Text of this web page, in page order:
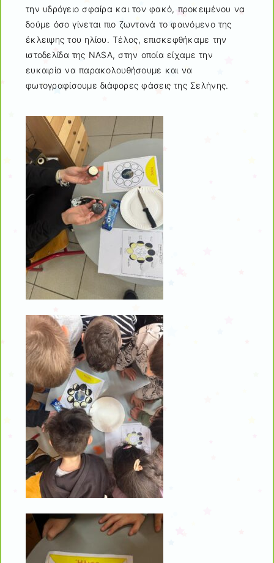
την υδρόγειο σφαίρα και τον φακό, προκειμένου να
δούμε όσο γίνεται πιο ζωντανά το φαινόμενο της
έκλειψης του ηλίου. Τέλος, επισκεφθήκαμε την
ιστοδελίδα της NASA, στην οποία είχαμε την
ευκαιρία να παρακολουθήσουμε και να
φωτογραφίσουμε διάφορες φάσεις της Σελήνης.